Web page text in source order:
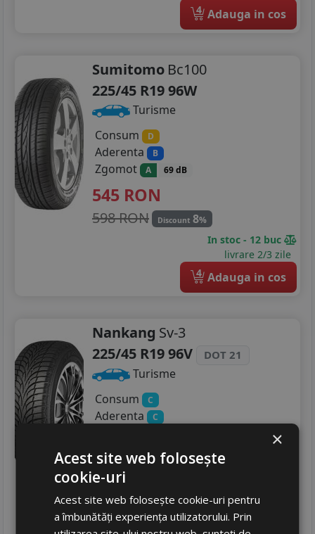
4 Adauga in cos
Sumitomo Bc100
225/45 R19 96W
Turisme
Consum
D
Aderenta B
Zgomot A 69 dB
545 RON
598 RON Discount 8%
In stoc - 12 buc
livrare 2/3 zile
4 Adauga in cos
Nankang Sv-3
225/45 R19 96V
DOT 21
Turisme
Consum
C
Aderenta C
516RON
603 RON
Ultima bucata!
livrare 2/3 zile
×
Acest site web folosește
cookie-uri
Acest site web folosește cookie-uri pentru
a îmbunătăți experiența utilizatorului. Prin